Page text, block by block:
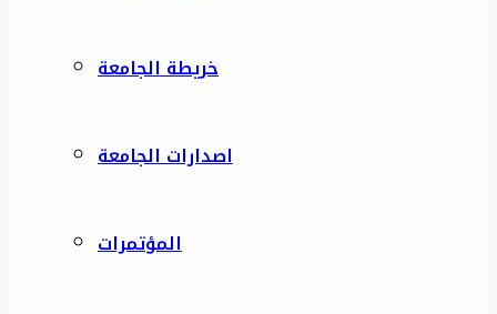
خريطة الجامعة
اصدارات الجامعة
المؤتمرات